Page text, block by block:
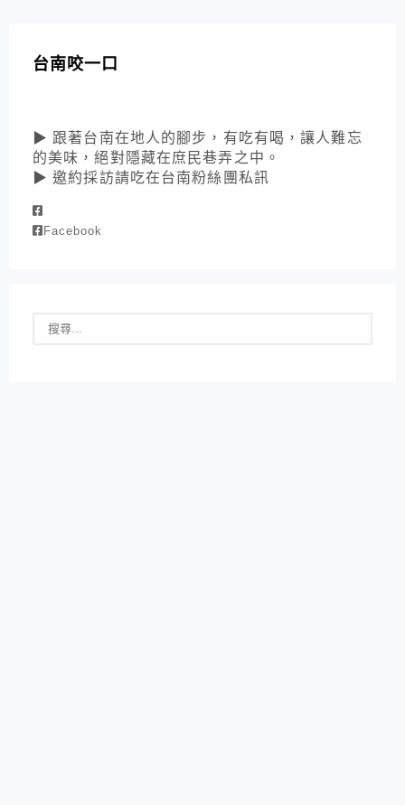
台南咬一口
▶ 跟著台南在地人的腳步，有吃有喝，讓人難忘
的美味，絕對隱藏在庶民巷弄之中。
▶ 邀約採訪請吃在台南粉絲團私訊
Facebook